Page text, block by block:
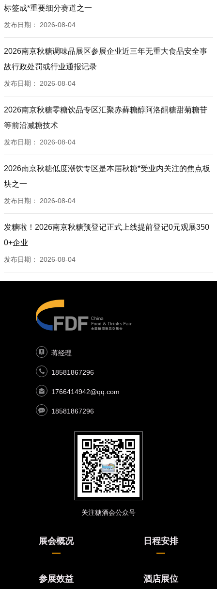
标签成*重要细分赛道之一
发布日期： 2026-08-04
2026南京秋糖调味品展区参展企业近三年无重大食品安全事
故行政处罚或行业通报记录
发布日期： 2026-08-04
2026南京秋糖零糖饮品专区汇聚赤藓糖醇阿洛酮糖甜菊糖苷
等前沿减糖技术
发布日期： 2026-08-04
2026南京秋糖低度潮饮专区是本届秋糖*受业内关注的焦点板
块之一
发布日期： 2026-08-04
发糖啦！2026南京秋糖预登记正式上线提前登记0元观展350
0+企业
发布日期： 2026-08-04
蒋经理
18581867296
1766414942@qq.com
18581867296
关注糖酒会公众号
展会概况 日程安排
参展效益 酒店展位